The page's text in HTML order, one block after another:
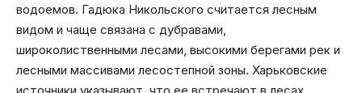
водоемов. Гадюка Никольского считается лесным
видом и чаще связана с дубравами,
широколиственными лесами, высокими берегами рек и
лесными массивами лесостепной зоны. Харьковские
источники указывают, что ее встречают в лесах